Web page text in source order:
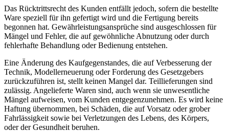
Das Rücktrittsrecht des Kunden entfällt jedoch, sofern die bestellte
Ware speziell für ihn gefertigt wird und die Fertigung bereits
begonnen hat. Gewährleistungsansprüche sind ausgeschlossen für
Mängel und Fehler, die auf gewöhnliche Abnutzung oder durch
fehlerhafte Behandlung oder Bedienung entstehen.
Eine Änderung des Kaufgegenstandes, die auf Verbesserung der
Technik, Modellerneuerung oder Forderung des Gesetzgebers
zurückzuführen ist, stellt keinen Mangel dar. Teillieferungen sind
zulässig. Angelieferte Waren sind, auch wenn sie unwesentliche
Mängel aufweisen, vom Kunden entgegenzunehmen. Es wird keine
Haftung übernommen, bei Schäden, die auf Vorsatz oder grober
Fahrlässigkeit sowie bei Verletzungen des Lebens, des Körpers,
oder der Gesundheit beruhen.